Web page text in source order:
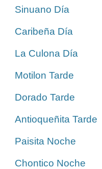
Sinuano Día
Caribeña Día
La Culona Día
Motilon Tarde
Dorado Tarde
Antioqueñita Tarde
Paisita Noche
Chontico Noche